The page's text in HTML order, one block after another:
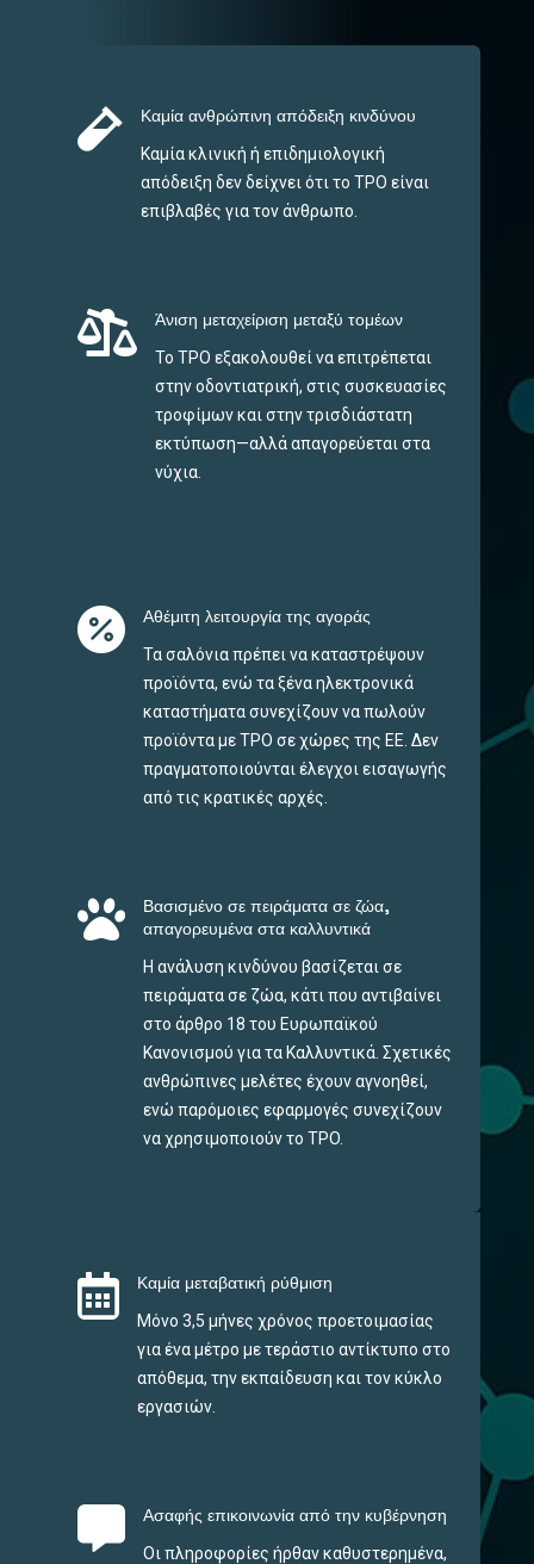
 Καμία ανθρώπινη απόδειξη κινδύνου
Καμία κλινική ή επιδημιολογική
απόδειξη δεν δείχνει ότι το TPO είναι
επιβλαβές για τον άνθρωπο.
 Άνιση μεταχείριση μεταξύ τομέων
Το TPO εξακολουθεί να επιτρέπεται
στην οδοντιατρική, στις συσκευασίες
τροφίμων και στην τρισδιάστατη
εκτύπωση—αλλά απαγορεύεται στα
νύχια.
 Αθέμιτη λειτουργία της αγοράς
Τα σαλόνια πρέπει να καταστρέψουν
προϊόντα, ενώ τα ξένα ηλεκτρονικά
καταστήματα συνεχίζουν να πωλούν
προϊόντα με TPO σε χώρες της ΕΕ. Δεν
πραγματοποιούνται έλεγχοι εισαγωγής
από τις κρατικές αρχές.

Βασισμένο σε πειράματα σε ζώα,
απαγορευμένα στα καλλυντικά
Η ανάλυση κινδύνου βασίζεται σε
πειράματα σε ζώα, κάτι που αντιβαίνει
στο άρθρο 18 του Ευρωπαϊκού
Κανονισμού για τα Καλλυντικά. Σχετικές
ανθρώπινες μελέτες έχουν αγνοηθεί,
ενώ παρόμοιες εφαρμογές συνεχίζουν
να χρησιμοποιούν το TPO.
 Καμία μεταβατική ρύθμιση
Μόνο 3,5 μήνες χρόνος προετοιμασίας
για ένα μέτρο με τεράστιο αντίκτυπο στο
απόθεμα, την εκπαίδευση και τον κύκλο
εργασιών.
 Ασαφής επικοινωνία από την κυβέρνηση
Οι πληροφορίες ήρθαν καθυστερημένα,